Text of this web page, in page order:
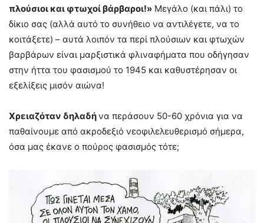
πλούσιοι και φτωχοί βάρβαροι!» Μεγάλο (και πάλι) το
δίκιο σας (αλλά αυτό το συνήθειο να αντιλέγετε, να το
κοιτάξετε) – αυτά λοιπόν τα περί πλούσιων και φτωχών
βαρβάρων είναι μαρξιστικά φλιναφήματα που οδήγησαν
στην ήττα του φασισμού το 1945 και καθυστέρησαν οι
εξελίξεις μισόν αιώνα!
Χρειαζόταν δηλαδήνα περάσουν 50-60 χρόνια για να
παθαίνουμε από ακροδεξιό νεοφιλελευθερισμό σήμερα,
όσα μας έκανε ο πούρος φασισμός τότε;